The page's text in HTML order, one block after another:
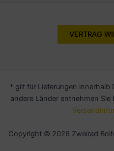
VERTRAG
* gilt für Lieferungen innerhalb
andere Länder entnehmen
Copyright © 2026 Zweirad